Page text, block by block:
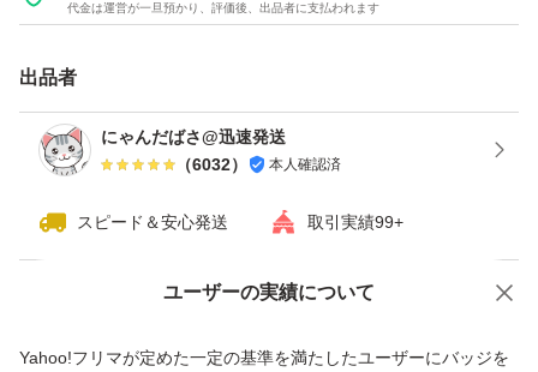
Bpro
chocoZAP
RIZAP
ライザップ
代金は運営が一旦預かり、評価後、出品者に支払われます
出品者
にゃんだばさ@迅速発送
（6032） 本人確認済
スピード＆安心発送 取引実績99+
ユーザーの実績について
Yahoo!フリマが定めた一定の基準を満たしたユーザーにバッジを
価格の相談 商品への質問